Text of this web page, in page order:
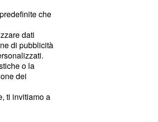
che
dati
di pubblicità
o la
dei
ti invitiamo a